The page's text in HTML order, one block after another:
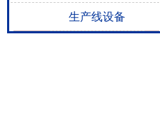
生产线设备